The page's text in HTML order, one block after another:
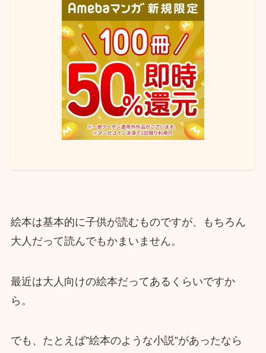
絵本は基本的に子供が読むものですが、もちろん
大人だって読んでもかまいません。
最近は大人向けの絵本だってあるくらいですか
ら。
でも、たとえば”絵本のような小説”があったなら